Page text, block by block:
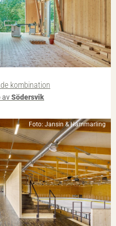
kombination
avSödersvik
Foto: Jansin & Hammarling